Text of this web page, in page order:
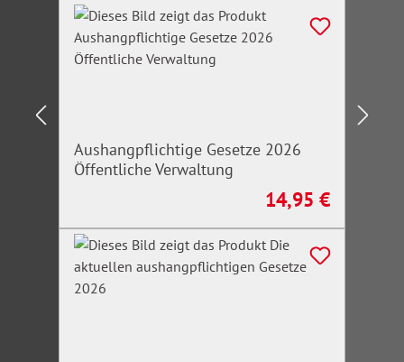
Aushangpflichtige Gesetze 2026
Öffentliche Verwaltung
Regulärer Preis:
14,95 €